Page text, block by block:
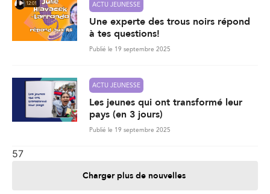
12:01 ACTU JEUNESSE
Une experte des trous noirs répond
à tes questions!
Publié le 19 septembre 2025
ACTU JEUNESSE
Les jeunes qui ont transformé leur
pays (en 3 jours)
Publié le 19 septembre 2025
57
Charger plus de nouvelles